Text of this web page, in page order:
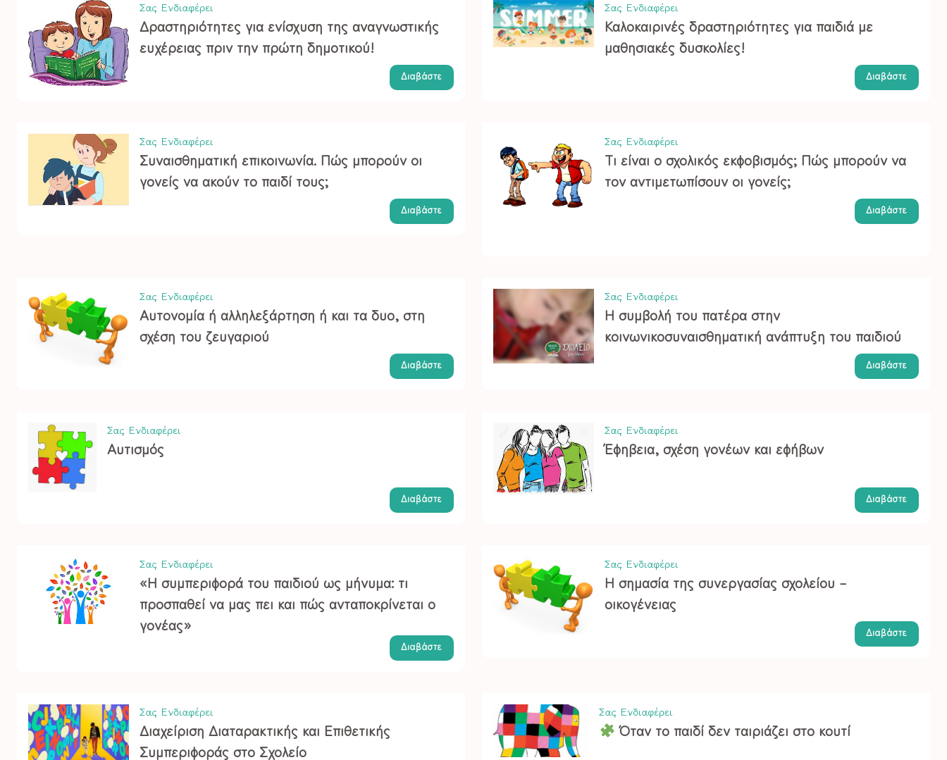
Σας Ενδιαφέρει
Δραστηριότητες για ενίσχυση της αναγνωστικής
ευχέρειας πριν την πρώτη δημοτικού!
Διαβάστε
Σας Ενδιαφέρει
Καλοκαιρινές δραστηριότητες για παιδιά με
μαθησιακές δυσκολίες!
Διαβάστε
Σας Ενδιαφέρει
Συναισθηματική επικοινωνία. Πώς μπορούν οι
γονείς να ακούν το παιδί τους;
Διαβάστε
Σας Ενδιαφέρει
Τι είναι ο σχολικός εκφοβισμός; Πώς μπορούν να
τον αντιμετωπίσουν οι γονείς;
Διαβάστε
Σας Ενδιαφέρει
Αυτονομία ή αλληλεξάρτηση ή και τα δυο, στη
σχέση του ζευγαριού
Διαβάστε
Σας Ενδιαφέρει
Η συμβολή του πατέρα στην
κοινωνικοσυναισθηματική ανάπτυξη του παιδιού
Διαβάστε
Σας Ενδιαφέρει
Αυτισμός
Διαβάστε
Σας Ενδιαφέρει
Έφηβεια, σχέση γονέων και εφήβων
Διαβάστε
Σας Ενδιαφέρει
«Η συμπεριφορά του παιδιού ως μήνυμα: τι
προσπαθεί να μας πει και πώς ανταποκρίνεται ο
γονέας»
Διαβάστε
Σας Ενδιαφέρει
Η σημασία της συνεργασίας σχολείου –
οικογένειας
Διαβάστε
Σας Ενδιαφέρει
Διαχείριση Διαταρακτικής και Επιθετικής
Συμπεριφοράς στο Σχολείο
Σας Ενδιαφέρει
Όταν το παιδί δεν ταιριάζει στο κουτί